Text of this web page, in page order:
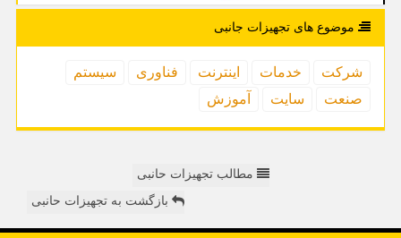
موضوع های تجهیزات جانبی
شركت خدمات اینترنت فناوری
سیستم
صنعت
سایت آموزش
مطالب تجهیزات حانبی
بازگشت به تجهیزات حانبی